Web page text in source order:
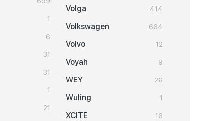
1
6
31
31
1
21
Volga 414
Volkswagen 664
Volvo 12
Voyah 9
WEY 26
Wuling 1
XCITE 16